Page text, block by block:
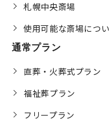
札幌中央斎場
使用可能な斎場につ
通常プラン
直葬・火葬式プラン
福祉葬プラン
フリープラン